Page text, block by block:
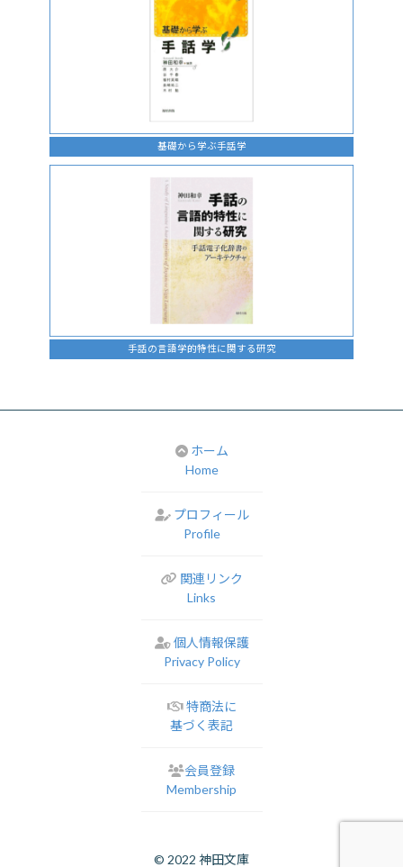
基礎から学ぶ手話学
手話の言語学的特性に関する研究
ホーム
Home
プロフィール
Profile
関連リンク
Links
個人情報保護
Privacy Policy
特商法に
基づく表記
会員登録
Membership
© 2022 神田文庫